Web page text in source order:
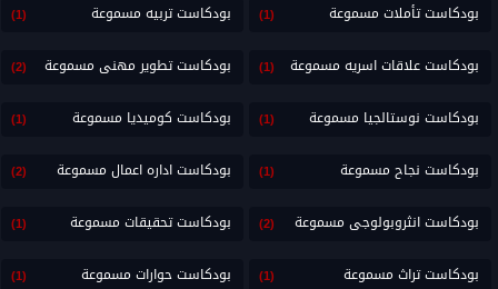
بودكاست تأملات مسموعة (1) بودكاست تربيه مسموعة (1)
بودكاست علاقات اسريه مسموعة (1) بودكاست تطوير مهنى مسموعة (2)
بودكاست نوستالجيا مسموعة (1) بودكاست كوميديا مسموعة (1)
بودكاست نجاح مسموعة (1) بودكاست اداره اعمال مسموعة (2)
بودكاست انثروبولوجى مسموعة (2) بودكاست تحقيقات مسموعة (1)
بودكاست تراث مسموعة (1) بودكاست حوارات مسموعة (1)